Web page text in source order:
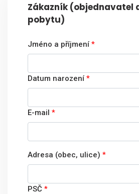
Zákazník (objednavatel
pobytu)
Jméno a příjmení *
Datum narození *
E-mail *
Adresa (obec, ulice) *
PSČ *